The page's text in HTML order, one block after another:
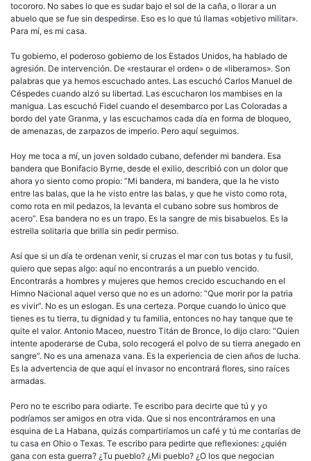
tocororo. No sabes lo que es sudar bajo el sol de la caña, o llorar a un
abuelo que se fue sin despedirse. Eso es lo que tú llamas «objetivo militar».
Para mí, es mi casa.
Tu gobierno, el poderoso gobierno de los Estados Unidos, ha hablado de
agresión. De intervención. De «restaurar el orden» o de «liberarnos». Son
palabras que ya hemos escuchado antes. Las escuchó Carlos Manuel de
Céspedes cuando alzó su libertad. Las escucharon los mambises en la
manigua. Las escuchó Fidel cuando el desembarco por Las Coloradas a
bordo del yate Granma, y las escuchamos cada día en forma de bloqueo,
de amenazas, de zarpazos de imperio. Pero aquí seguimos.
Hoy me toca a mí, un joven soldado cubano, defender mi bandera. Esa
bandera que Bonifacio Byrne, desde el exilio, describió con un dolor que
ahora yo siento como propio: “Mi bandera, mi bandera, que la he visto
entre las balas, que la he visto entre las balas, y que he visto como rota,
como rota en mil pedazos, la levanta el cubano sobre sus hombros de
acero”. Esa bandera no es un trapo. Es la sangre de mis bisabuelos. Es la
estrella solitaria que brilla sin pedir permiso.
Así que si un día te ordenan venir, si cruzas el mar con tus botas y tu fusil,
quiero que sepas algo: aquí no encontrarás a un pueblo vencido.
Encontrarás a hombres y mujeres que hemos crecido escuchando en el
Himno Nacional aquel verso que no es un adorno: “Que morir por la patria
es vivir”. No es un eslogan. Es una certeza. Porque cuando lo único que
tienes es tu tierra, tu dignidad y tu familia, entonces no hay tanque que te
quite el valor. Antonio Maceo, nuestro Titán de Bronce, lo dijo claro: “Quien
intente apoderarse de Cuba, solo recogerá el polvo de su tierra anegado en
sangre”. No es una amenaza vana. Es la experiencia de cien años de lucha.
Es la advertencia de que aquí el invasor no encontrará flores, sino raíces
armadas.
Pero no te escribo para odiarte. Te escribo para decirte que tú y yo
podríamos ser amigos en otra vida. Que si nos encontráramos en una
esquina de La Habana, quizás compartiríamos un café y tú me contarías de
tu casa en Ohio o Texas. Te escribo para pedirte que reflexiones: ¿quién
gana con esta guerra? ¿Tu pueblo? ¿Mi pueblo? ¿O los que negocian